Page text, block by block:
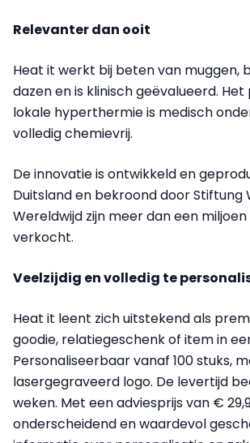
Relevanter dan ooit
Heat it werkt bij beten van muggen,
dazen en is klinisch geëvalueerd.
lokale hyperthermie is medisch
volledig chemievrij.
De innovatie is ontwikkeld en
Duitsland en bekroond door Stiftung
Wereldwijd zijn meer dan een
verkocht.
Veelzijdig en volledig te
Heat it leent zich uitstekend als
goodie, relatiegeschenk of item in
Personaliseerbaar vanaf 100 stuks,
lasergegraveerd logo. De levertijd
weken. Met een adviesprijs van €
onderscheidend en waardevol